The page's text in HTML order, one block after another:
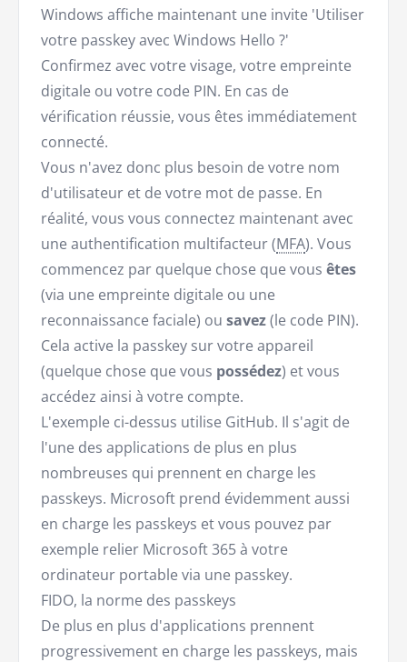
Windows affiche maintenant une invite 'Utiliser
votre passkey avec Windows Hello ?'
Confirmez avec votre visage, votre empreinte
digitale ou votre code PIN. En cas de
vérification réussie, vous êtes immédiatement
connecté.
Vous n'avez donc plus besoin de votre nom
d'utilisateur et de votre mot de passe. En
réalité, vous vous connectez maintenant avec
une authentification multifacteur (MFA). Vous
commencez par quelque chose que vous êtes
(via une empreinte digitale ou une
reconnaissance faciale) ou savez(le code PIN).
Cela active la passkey sur votre appareil
(quelque chose que vous possédez) et vous
accédez ainsi à votre compte.
L'exemple ci-dessus utilise GitHub. Il s'agit de
l'une des applications de plus en plus
nombreuses qui prennent en charge les
passkeys. Microsoft prend évidemment aussi
en charge les passkeys et vous pouvez par
exemple relier Microsoft 365 à votre
ordinateur portable via une passkey.
FIDO, la norme des passkeys
De plus en plus d'applications prennent
progressivement en charge les passkeys, mais